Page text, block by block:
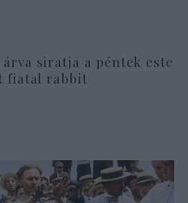
siratja a péntek este
fiatal rabbit